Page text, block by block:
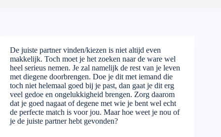
De juiste partner vinden/kiezen is niet altijd even
makkelijk. Toch moet je het zoeken naar de ware wel
heel serieus nemen. Je zal namelijk de rest van je leven
met diegene doorbrengen. Doe je dit met iemand die
toch niet helemaal goed bij je past, dan gaat je dit erg
veel gedoe en ongelukkigheid brengen. Zorg daarom
dat je goed nagaat of degene met wie je bent wel echt
de perfecte match is voor jou. Maar hoe weet je nou of
je de juiste partner hebt gevonden?